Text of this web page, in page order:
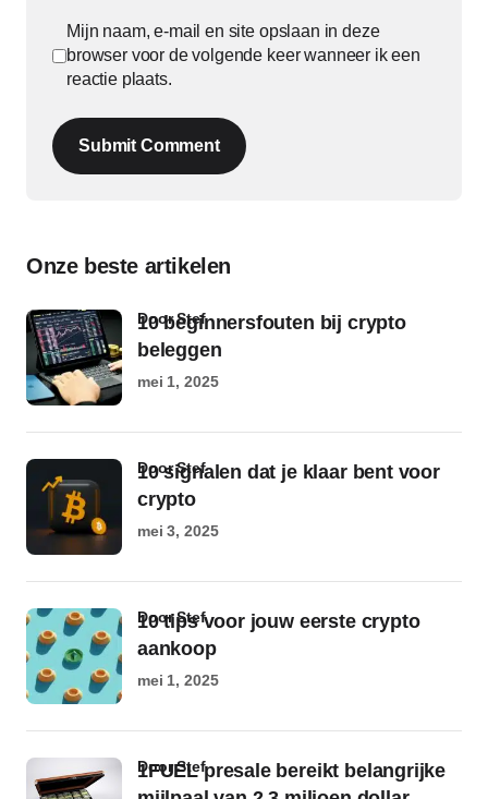
Mijn naam, e-mail en site opslaan in deze
browser voor de volgende keer wanneer ik een
reactie plaats.
Submit Comment
Onze beste artikelen
10 beginnersfouten bij crypto
beleggen
door Stef
mei 1, 2025
10 signalen dat je klaar bent voor
crypto
door Stef
mei 3, 2025
10 tips voor jouw eerste crypto
aankoop
door Stef
mei 1, 2025
1FUEL presale bereikt belangrijke
door Stef